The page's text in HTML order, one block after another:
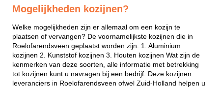
Mogelijkheden kozijnen?
Welke mogelijkheden zijn er allemaal om een kozijn te
plaatsen of vervangen? De voornamelijkste kozijnen die in
Roelofarendsveen geplaatst worden zijn: 1. Aluminium
kozijnen 2. Kunststof kozijnen 3. Houten kozijnen Wat zijn de
kenmerken van deze soorten, alle informatie met betrekking
tot kozijnen kunt u navragen bij een bedrijf. Deze kozijnen
leveranciers in Roelofarendsveen ofwel Zuid-Holland helpen u